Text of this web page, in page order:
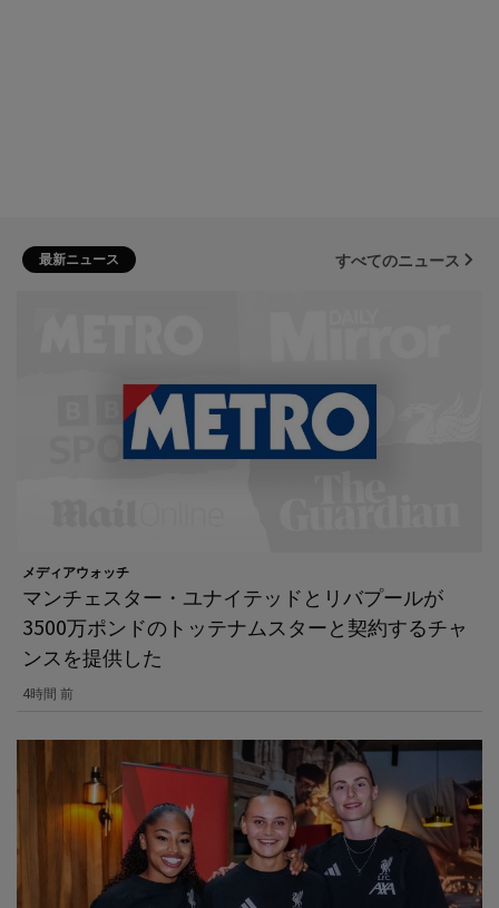
最新ニュース すべてのニュース
メディアウォッチ
マンチェスター・ユナイテッドとリバプールが
3500万ポンドのトッテナムスターと契約するチャ
ンスを提供した
4時間 前